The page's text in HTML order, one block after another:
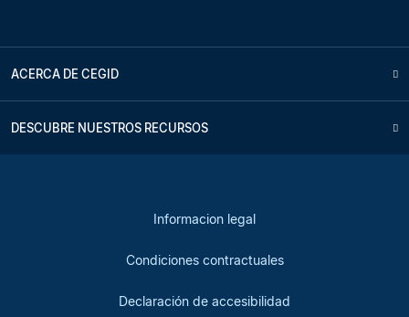
ACERCA DE CEGID
DESCUBRE NUESTROS RECURSOS
Informacion legal
Condiciones contractuales
Declaración de accesibilidad